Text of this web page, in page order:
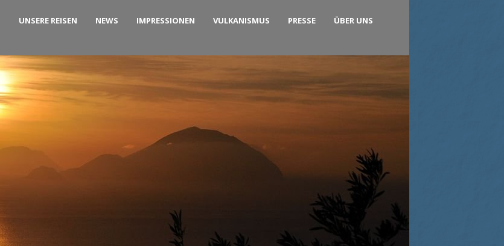
UNSERE REISEN NEWS IMPRESSIONEN VULKANISMUS PRESSE ÜBER UNS